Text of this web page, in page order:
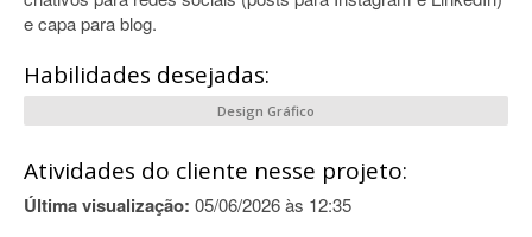
e capa para blog.
Habilidades desejadas:
Design Gráfico
Atividades do cliente nesse projeto:
Última visualização: 05/06/2026 às 12:35